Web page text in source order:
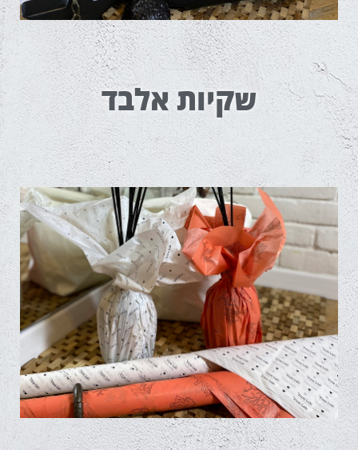
שקיות אלבד
נייר משי לעטיפה
חלק וממותג